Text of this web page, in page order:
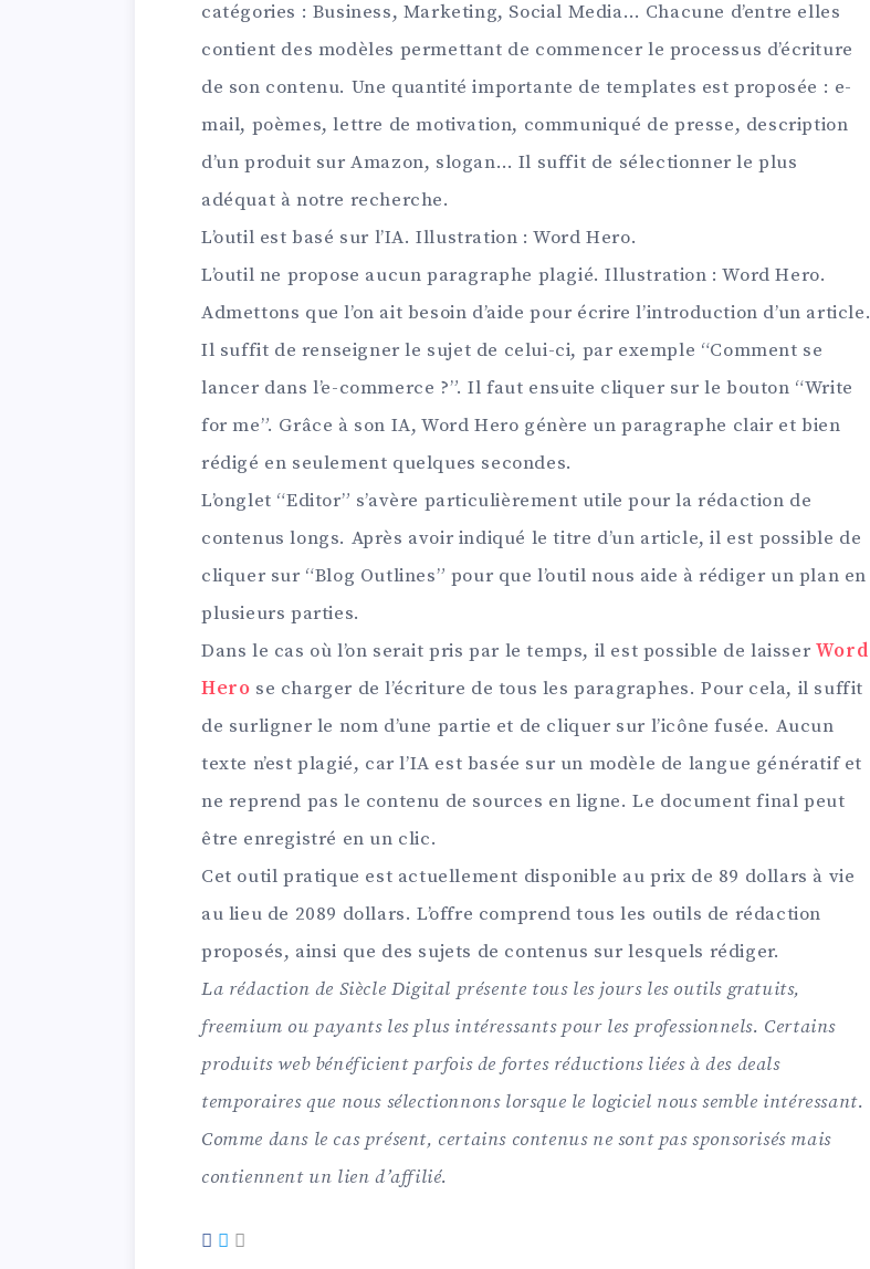
catégories : Business, Marketing, Social Media… Chacune d’entre elles
contient des modèles permettant de commencer le processus d’écriture
de son contenu. Une quantité importante de templates est proposée : e-
mail, poèmes, lettre de motivation, communiqué de presse, description
d’un produit sur Amazon, slogan… Il suffit de sélectionner le plus
adéquat à notre recherche.
L’outil est basé sur l’IA. Illustration : Word Hero.
L’outil ne propose aucun paragraphe plagié. Illustration : Word Hero.
Admettons que l’on ait besoin d’aide pour écrire l’introduction d’un article.
Il suffit de renseigner le sujet de celui-ci, par exemple “Comment se
lancer dans l’e-commerce ?”. Il faut ensuite cliquer sur le bouton “Write
for me”. Grâce à son IA, Word Hero génère un paragraphe clair et bien
rédigé en seulement quelques secondes.
L’onglet “Editor” s’avère particulièrement utile pour la rédaction de
contenus longs. Après avoir indiqué le titre d’un article, il est possible de
cliquer sur “Blog Outlines” pour que l’outil nous aide à rédiger un plan en
plusieurs parties.
Dans le cas où l’on serait pris par le temps, il est possible de laisser Word
Hero se charger de l’écriture de tous les paragraphes. Pour cela, il suffit
de surligner le nom d’une partie et de cliquer sur l’icône fusée. Aucun
texte n’est plagié, car l’IA est basée sur un modèle de langue génératif et
ne reprend pas le contenu de sources en ligne. Le document final peut
être enregistré en un clic.
Cet outil pratique est actuellement disponible au prix de 89 dollars à vie
au lieu de 2089 dollars. L’offre comprend tous les outils de rédaction
proposés, ainsi que des sujets de contenus sur lesquels rédiger.
La rédaction de Siècle Digital présente tous les jours les outils gratuits,
freemium ou payants les plus intéressants pour les professionnels. Certains
produits web bénéficient parfois de fortes réductions liées à des deals
temporaires que nous sélectionnons lorsque le logiciel nous semble intéressant.
Comme dans le cas présent, certains contenus ne sont pas sponsorisés mais
contiennent un lien d’affilié.